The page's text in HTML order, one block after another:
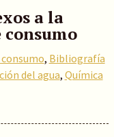
a la
consumo, Bibliografía
del agua, Química